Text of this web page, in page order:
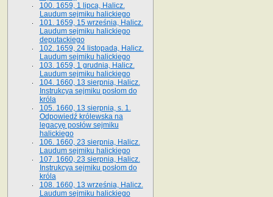
100. 1659, 1 lipca, Halicz.
Laudum sejmiku halickiego
101. 1659, 15 września, Halicz.
Laudum sejmiku halickiego
deputackiego
102. 1659, 24 listopada, Halicz.
Laudum sejmiku halickiego
103. 1659, 1 grudnia, Halicz.
Laudum sejmiku halickiego
104. 1660, 13 sierpnia, Halicz.
Instrukcya sejmiku posłom do
króla
105. 1660, 13 sierpnia, s. 1.
Odpowiedź królewska na
legacyę posłów sejmiku
halickiego
106. 1660, 23 sierpnia, Halicz.
Laudum sejmiku halickiego
107. 1660, 23 sierpnia, Halicz.
Instrukcya sejmiku posłom do
króla
108. 1660, 13 września, Halicz.
Laudum sejmiku halickiego